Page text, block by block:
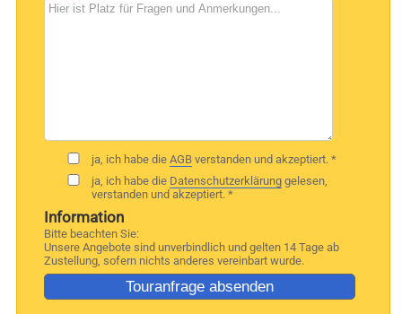
ja, ich habe dieAGB verstanden und akzeptiert. *
ja, ich habe die Datenschutzerklärung gelesen,
verstanden und akzeptiert. *
Information
Bitte beachten Sie:
Unsere Angebote sind unverbindlich und gelten 14 Tage ab
Zustellung, sofern nichts anderes vereinbart wurde.